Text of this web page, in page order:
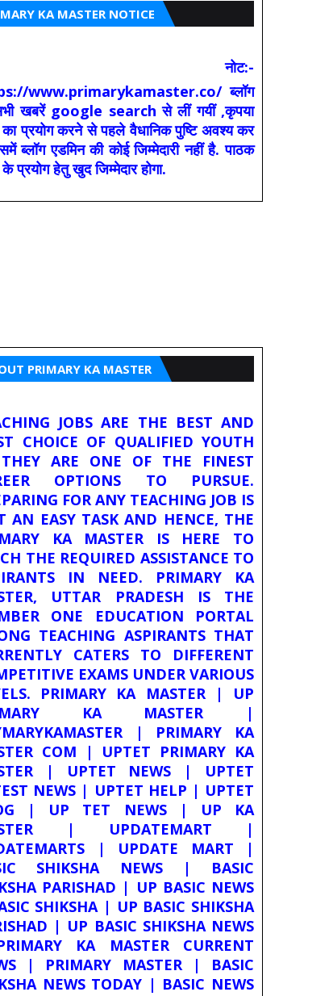
KA MASTER NOTICE
नोट:-
www.primarykamaster.co/ ब्लॉग
खबरें google search से लीं गयीं ,कृपया
प्रयोग करने से पहले वैधानिक पुष्टि अवश्य कर
ब्लॉग एडमिन की कोई जिम्मेदारी नहीं है. पाठक
प्रयोग हेतु खुद जिम्मेदार होगा.
PRIMARY KA MASTER
JOBS ARE THE BEST AND
CHOICE OF QUALIFIED YOUTH
ARE ONE OF THE FINEST
OPTIONS TO PURSUE.
FOR ANY TEACHING JOB IS
AN EASY TASK AND HENCE, THE
KA MASTER IS HERE TO
THE REQUIRED ASSISTANCE TO
IN NEED. PRIMARY KA
UTTAR PRADESH IS THE
ONE EDUCATION PORTAL
TEACHING ASPIRANTS THAT
CATERS TO DIFFERENT
EXAMS UNDER VARIOUS
PRIMARY KA MASTER | UP
KA MASTER |
| PRIMARY KA
COM | UPTET PRIMARY KA
| UPTET NEWS | UPTET
NEWS | UPTET HELP | UPTET
| UP TET NEWS | UP KA
| UPDATEMART |
| UPDATE MART |
SHIKSHA NEWS | BASIC
PARISHAD | UP BASIC NEWS
SHIKSHA | UP BASIC SHIKSHA
| UP BASIC SHIKSHA NEWS
KA MASTER CURRENT
| PRIMARY MASTER | BASIC
NEWS TODAY | BASIC NEWS